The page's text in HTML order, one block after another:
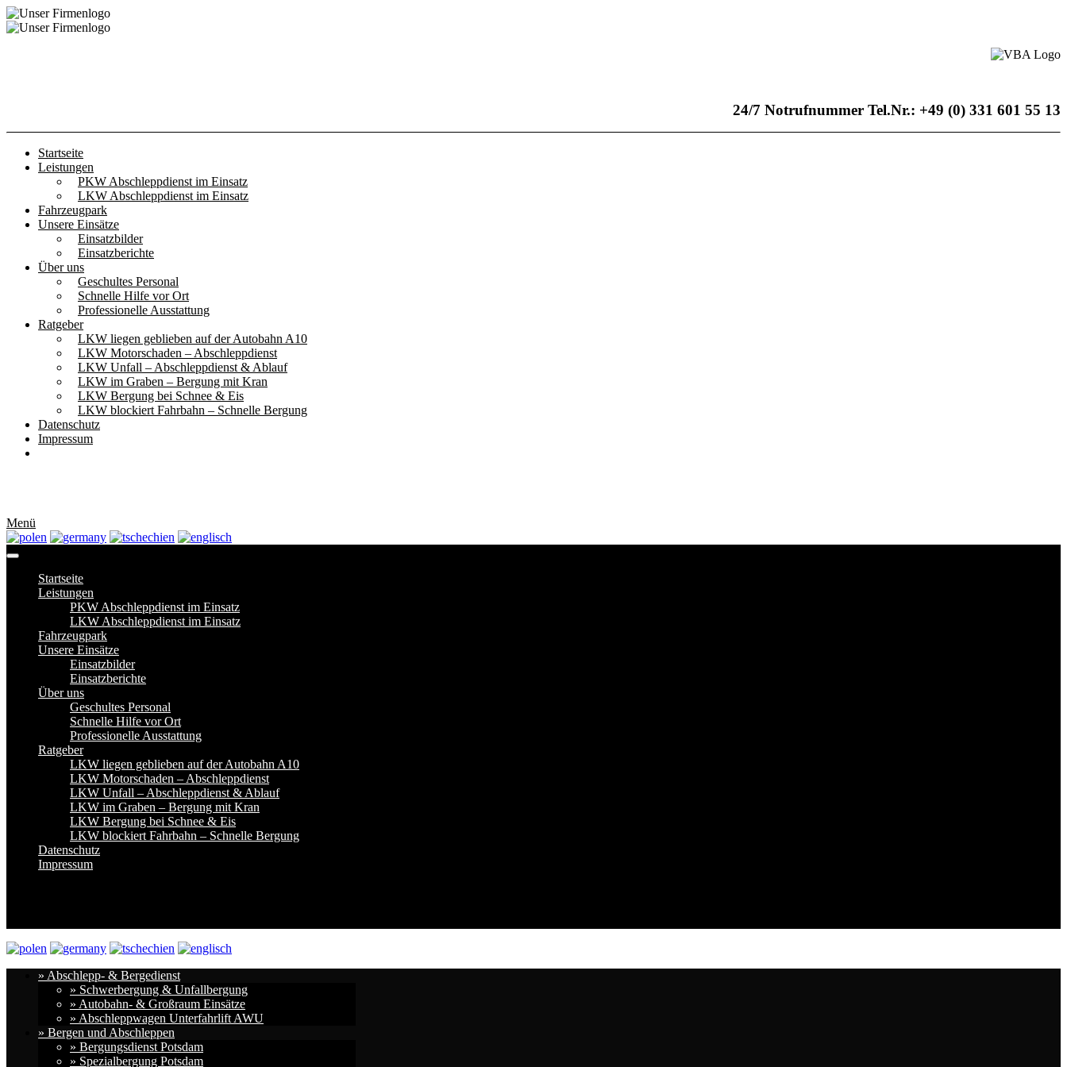
24/7 Notrufnummer Tel.Nr.: +49 (0) 331 601 55 13
Startseite
Leistungen
PKW Abschleppdienst im Einsatz
LKW Abschleppdienst im Einsatz
Fahrzeugpark
Unsere Einsätze
Einsatzbilder
Einsatzberichte
Über uns
Geschultes Personal
Schnelle Hilfe vor Ort
Professionelle Ausstattung
Ratgeber
LKW liegen geblieben auf der Autobahn A10
LKW Motorschaden – Abschleppdienst
LKW Unfall – Abschleppdienst & Ablauf
LKW im Graben – Bergung mit Kran
LKW Bergung bei Schnee & Eis
LKW blockiert Fahrbahn – Schnelle Bergung
Datenschutz
Impressum
Menü
Startseite
Leistungen
PKW Abschleppdienst im Einsatz
LKW Abschleppdienst im Einsatz
Fahrzeugpark
Unsere Einsätze
Einsatzbilder
Einsatzberichte
Über uns
Geschultes Personal
Schnelle Hilfe vor Ort
Professionelle Ausstattung
Ratgeber
LKW liegen geblieben auf der Autobahn A10
LKW Motorschaden – Abschleppdienst
LKW Unfall – Abschleppdienst & Ablauf
LKW im Graben – Bergung mit Kran
LKW Bergung bei Schnee & Eis
LKW blockiert Fahrbahn – Schnelle Bergung
Datenschutz
Impressum
» Abschlepp- & Bergedienst
» Schwerbergung & Unfallbergung
» Autobahn- & Großraum Einsätze
» Abschleppwagen Unterfahrlift AWU
» Bergen und Abschleppen
» Bergungsdienst Potsdam
» Spezialbergung Potsdam